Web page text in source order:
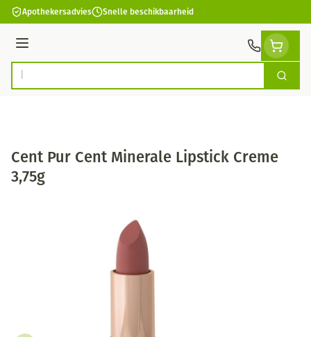
Ga naar de inhoud
Apothekersadvies Snelle beschikbaarheid
Menu
Product, merk, categorie... Zoek
Cent Pur Cent Minerale Lipstick Creme
3,75g